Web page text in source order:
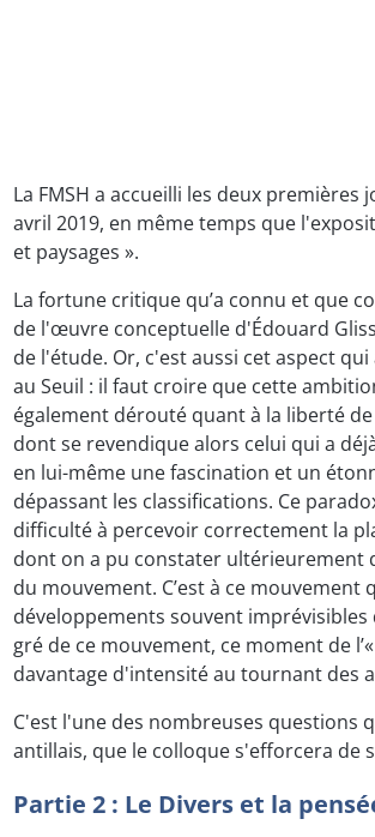
La FMSH a accueilli les deux
avril 2019, en même temps que
et paysages ».
La fortune critique qu’a connu et que
de l'œuvre conceptuelle d'Édouard
de l'étude. Or, c'est aussi cet aspect
au Seuil : il faut croire que cette
également dérouté quant à la liberté
dont se revendique alors celui qui a
en lui-même une fascination et un
dépassant les classifications. Ce
difficulté à percevoir correctement la
dont on a pu constater ultérieurement
du mouvement. C’est à ce
développements souvent
gré de ce mouvement, ce moment de
davantage d'intensité au tournant des
C'est l'une des nombreuses questions
antillais, que le colloque s'efforcera de
Partie 2 : Le Divers et la